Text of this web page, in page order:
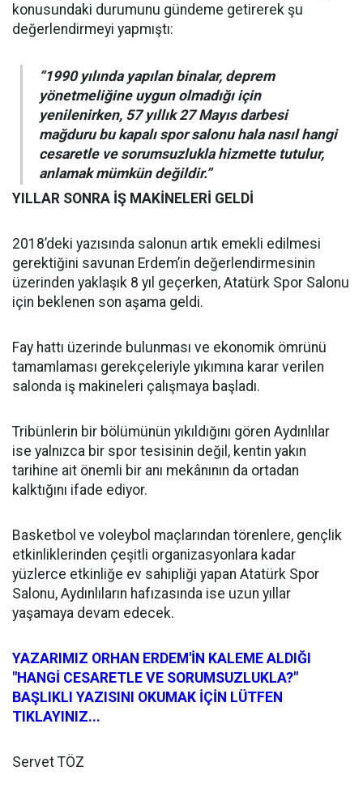
konusundaki durumunu gündeme getirerek şu
değerlendirmeyi yapmıştı:
“1990 yılında yapılan binalar, deprem
yönetmeliğine uygun olmadığı için
yenilenirken, 57 yıllık 27 Mayıs darbesi
mağduru bu kapalı spor salonu hala nasıl hangi
cesaretle ve sorumsuzlukla hizmette tutulur,
anlamak mümkün değildir.”
YILLAR SONRA İŞ MAKİNELERİ GELDİ
2018’deki yazısında salonun artık emekli edilmesi
gerektiğini savunan Erdem’in değerlendirmesinin
üzerinden yaklaşık 8 yıl geçerken, Atatürk Spor Salonu
için beklenen son aşama geldi.
Fay hattı üzerinde bulunması ve ekonomik ömrünü
tamamlaması gerekçeleriyle yıkımına karar verilen
salonda iş makineleri çalışmaya başladı.
Tribünlerin bir bölümünün yıkıldığını gören Aydınlılar
ise yalnızca bir spor tesisinin değil, kentin yakın
tarihine ait önemli bir anı mekânının da ortadan
kalktığını ifade ediyor.
Basketbol ve voleybol maçlarından törenlere, gençlik
etkinliklerinden çeşitli organizasyonlara kadar
yüzlerce etkinliğe ev sahipliği yapan Atatürk Spor
Salonu, Aydınlıların hafızasında ise uzun yıllar
yaşamaya devam edecek.
YAZARIMIZ ORHAN ERDEM'İN KALEME ALDIĞI
"HANGİ CESARETLE VE SORUMSUZLUKLA?"
BAŞLIKLI YAZISINI OKUMAK İÇİN LÜTFEN
TIKLAYINIZ...
Servet TÖZ